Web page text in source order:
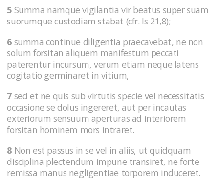
5 Summa namque vigilantia vir beatus super suam
suorumque custodiam stabat (cfr. Is 21,8);
6 summa continue diligentia praecavebat, ne non
solum forsitan aliquem manifestum peccati
paterentur incursum, verum etiam neque latens
cogitatio germinaret in vitium,
7 sed et ne quis sub virtutis specie vel necessitatis
occasione se dolus ingereret, aut per incautas
exteriorum sensuum aperturas ad interiorem
forsitan hominem mors intraret.
8 Non est passus in se vel in aliis, ut quidquam
disciplina plectendum impune transiret, ne forte
remissa manus negligentiae torporem induceret.